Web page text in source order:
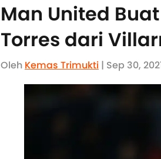
Man United
Torres dari
Oleh Kemas Trimukti | Sep 30,